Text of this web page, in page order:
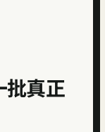
批真正